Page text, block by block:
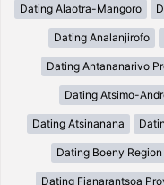
Dating Alaotra-Mangoro
Dating Analanjirofo
Dating Antananarivo
Dating Atsimo-
Dating Atsinanana
Dating Boeny Region
Dating Fianarantsoa